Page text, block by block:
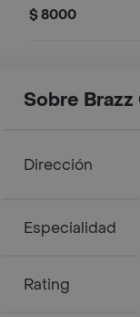
$ 8000
Sobre Brazz
Dirección
Especialidad
Rating